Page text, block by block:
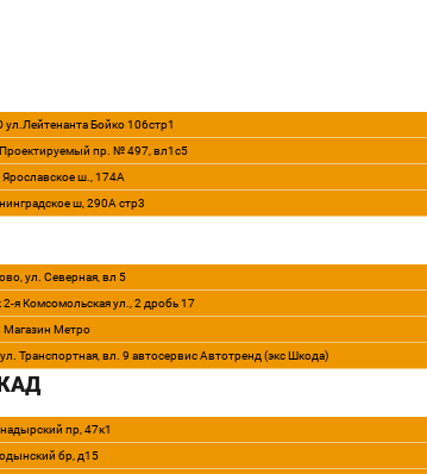
ул.Лейтенанта Бойко 106стр1
пр. № 497, вл1с5
Ярославское ш., 174А
ш, 290А стр3
ул. Северная, вл 5
2-я Комсомольская ул., 2 дробь 17
Магазин Метро
Транспортная, вл. 9 автосервис Автотренд (экс Шкода)
пр, 47к1
бр, д15